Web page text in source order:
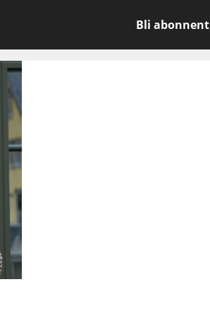
Bli abonnent